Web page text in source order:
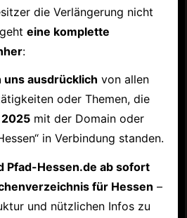
die Verlängerung nicht
eine komplette
:
ausdrücklich von allen
oder Themen, die
2025mit der Domain oder
in Verbindung standen.
Pfad-Hessen.de ab sofort
für Hessen –
und nützlichen Infos zu